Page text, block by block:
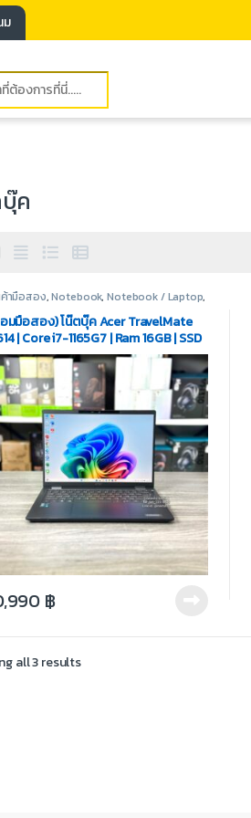
ม
ค
ามือสอง,Notebook,Notebook / Laptop,
มมือสอง) โน๊ตบุ๊ค Acer TravelMate
| Core i7-1165G7 | Ram 16GB | SSD
512GB | Display 14″ | Wi-Fi 6 | License
OEM
฿
all 3 results